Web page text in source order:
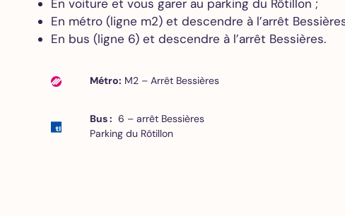
En voiture et vous garer au parking du Rôtillon ;
En métro (ligne m2) et descendre à l’arrêt
En bus (ligne 6) et descendre à l’arrêt Bessières.
Métro: M2 – Arrêt Bessières
Bus : 6 – arrêt Bessières
Parking du Rôtillon